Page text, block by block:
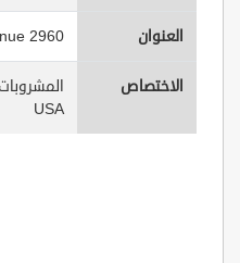
العنوان 2960 Randolph Avenue
الاختصاص
USA